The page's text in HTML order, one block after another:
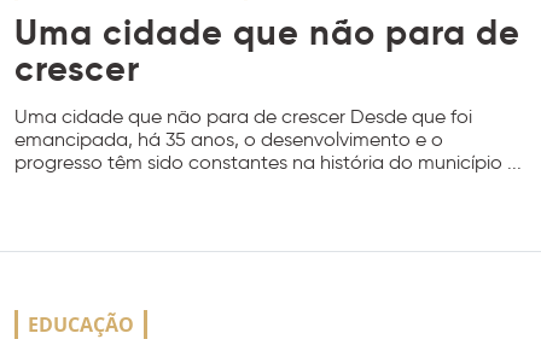
Uma cidade que não para de
crescer
Uma cidade que não para de crescer Desde que foi
emancipada, há 35 anos, o desenvolvimento e o
progresso têm sido constantes na história do município ...
EDUCAÇÃO